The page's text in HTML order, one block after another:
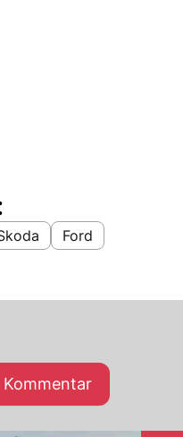
Ford